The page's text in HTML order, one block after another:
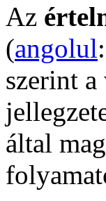
Az
(angolul:
szerint
által